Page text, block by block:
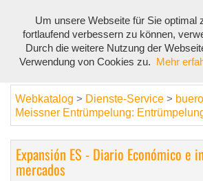
Webkatalog > Dienste-Service >
Meissner Entrümpelung:
Expansión ES - Diario Económico e
mercados
Um unsere Webseite für Sie optimal
fortlaufend verbessern zu können,
Durch die weitere Nutzung der
Verwendung von Cookies zu.
Mehr